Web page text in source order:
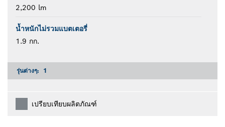
2,200 lm
น้ำหนักไม่รวมแบตเตอรี่
1.9 กก.
รุ่นต่างๆ: 1
เปรียบเทียบผลิตภัณฑ์